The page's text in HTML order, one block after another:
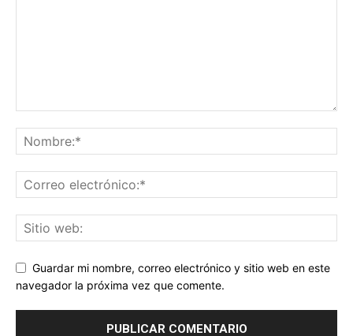
Guardar mi nombre, correo electrónico y sitio web en este
navegador la próxima vez que comente.